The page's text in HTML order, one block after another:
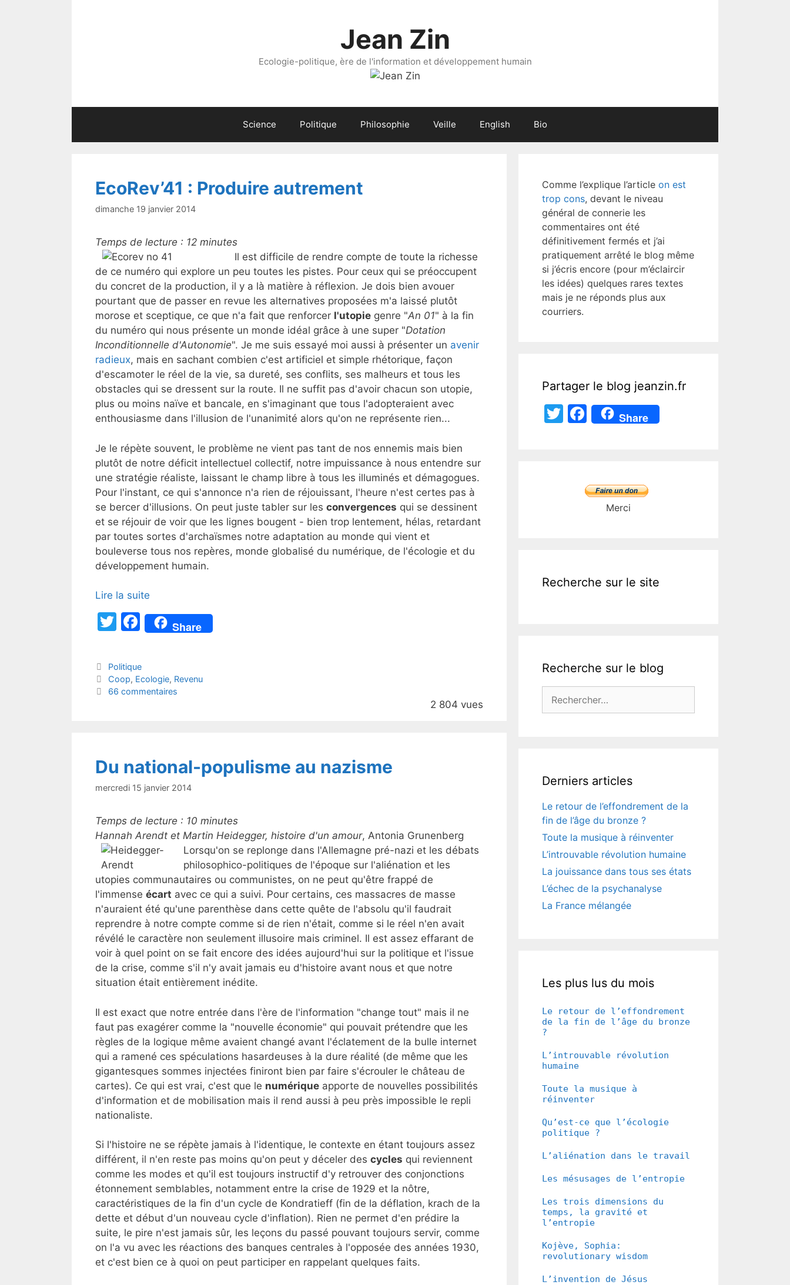
Jean Zin
Ecologie-politique, ère de l'information et développement humain
Science Politique Philosophie Veille English Bio
EcoRev’41 : Produire autrement
dimanche 19 janvier 2014
Temps de lecture : 12 minutes
Il est difficile de rendre compte de toute la richesse
de ce numéro qui explore un peu toutes les pistes. Pour ceux qui se préoccupent
du concret de la production, il y a là matière à réflexion. Je dois bien avouer
pourtant que de passer en revue les alternatives proposées m'a laissé plutôt
morose et sceptique, ce que n'a fait que renforcer l'utopie genre "An 01" à la fin
du numéro qui nous présente un monde idéal grâce à une super "Dotation
Inconditionnelle d'Autonomie". Je me suis essayé moi aussi à présenter un avenir
radieux, mais en sachant combien c'est artificiel et simple rhétorique, façon
d'escamoter le réel de la vie, sa dureté, ses conflits, ses malheurs et tous les
obstacles qui se dressent sur la route. Il ne suffit pas d'avoir chacun son utopie,
plus ou moins naïve et bancale, en s'imaginant que tous l'adopteraient avec
enthousiasme dans l'illusion de l'unanimité alors qu'on ne représente rien...
Je le répète souvent, le problème ne vient pas tant de nos ennemis mais bien
plutôt de notre déficit intellectuel collectif, notre impuissance à nous entendre sur
une stratégie réaliste, laissant le champ libre à tous les illuminés et démagogues.
Pour l'instant, ce qui s'annonce n'a rien de réjouissant, l'heure n'est certes pas à
se bercer d'illusions. On peut juste tabler sur les convergences qui se dessinent
et se réjouir de voir que les lignes bougent - bien trop lentement, hélas, retardant
par toutes sortes d'archaïsmes notre adaptation au monde qui vient et
bouleverse tous nos repères, monde globalisé du numérique, de l'écologie et du
développement humain.
Lire la suite
T
itt
er
F
a
c
e
b
Share
Catégories
Politique
Étiquettes
Coop, Ecologie, Revenu
66 commentaires
2 804 vues
Du national-populisme au nazisme
mercredi 15 janvier 2014
Temps de lecture : 10 minutes
Hannah Arendt et Martin Heidegger, histoire d'un amour, Antonia Grunenberg
Lorsqu'on se replonge dans l'Allemagne pré-nazi et les débats
philosophico-politiques de l'époque sur l'aliénation et les
utopies communautaires ou communistes, on ne peut qu'être frappé de
l'immense écart avec ce qui a suivi. Pour certains, ces massacres de masse
n'auraient été qu'une parenthèse dans cette quête de l'absolu qu'il faudrait
reprendre à notre compte comme si de rien n'était, comme si le réel n'en avait
révélé le caractère non seulement illusoire mais criminel. Il est assez effarant de
voir à quel point on se fait encore des idées aujourd'hui sur la politique et l'issue
de la crise, comme s'il n'y avait jamais eu d'histoire avant nous et que notre
situation était entièrement inédite.
Il est exact que notre entrée dans l'ère de l'information "change tout" mais il ne
faut pas exagérer comme la "nouvelle économie" qui pouvait prétendre que les
règles de la logique même avaient changé avant l'éclatement de la bulle internet
qui a ramené ces spéculations hasardeuses à la dure réalité (de même que les
gigantesques sommes injectées finiront bien par faire s'écrouler le château de
cartes). Ce qui est vrai, c'est que le numérique apporte de nouvelles possibilités
d'information et de mobilisation mais il rend aussi à peu près impossible le repli
nationaliste.
Si l'histoire ne se répète jamais à l'identique, le contexte en étant toujours assez
différent, il n'en reste pas moins qu'on peut y déceler des cycles qui reviennent
comme les modes et qu'il est toujours instructif d'y retrouver des conjonctions
étonnement semblables, notamment entre la crise de 1929 et la nôtre,
caractéristiques de la fin d'un cycle de Kondratieff (fin de la déflation, krach de la
dette et début d'un nouveau cycle d'inflation). Rien ne permet d'en prédire la
suite, le pire n'est jamais sûr, les leçons du passé pouvant toujours servir, comme
on l'a vu avec les réactions des banques centrales à l'opposée des années 1930,
et c'est bien ce à quoi on peut participer en rappelant quelques faits.
Comme l’explique l’article on est
trop cons, devant le niveau
général de connerie les
commentaires ont été
définitivement fermés et j’ai
pratiquement arrêté le blog même
si j’écris encore (pour m’éclaircir
les idées) quelques rares textes
mais je ne réponds plus aux
courriers.
Partager le blog jeanzin.fr
T
F
b
Share
Merci
Recherche sur le site
Recherche sur le blog
Derniers articles
Le retour de l’effondrement de la
fin de l’âge du bronze ?
Toute la musique à réinventer
L’introuvable révolution humaine
La jouissance dans tous ses états
L’échec de la psychanalyse
La France mélangée
Les plus lus du mois
Le retour de l’effondrement
de la fin de l’âge du bronze
?
L’introuvable révolution
humaine
Toute la musique à
réinventer
Qu’est-ce que l’écologie
politique ?
L’aliénation dans le travail
Les mésusages de l’entropie
Les trois dimensions du
temps, la gravité et
l’entropie
Kojève, Sophia:
revolutionary wisdom
L’invention de Jésus